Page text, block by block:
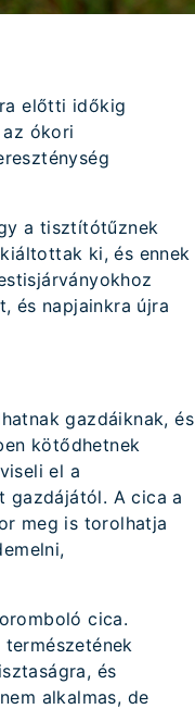
előtti időkig
ókori
a tisztítótűznek
ki, és ennek
és napjainkra újra
gazdáiknak, és
kötődhetnek
el a
gazdájától. A cica a
meg is torolhatja
cica.
és
alkalmas, de